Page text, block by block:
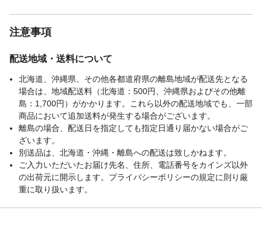
注意事項
配送地域・送料について
北海道、沖縄県、その他各都道府県の離島地域が配送先となる
場合は、地域配送料（北海道：500円、沖縄県およびその他離
島：1,700円）がかかります。これら以外の配送地域でも、一部
商品において追加送料が発生する場合がございます。
離島の場合、配送日を指定しても指定日通り届かない場合がご
ざいます。
別送品は、北海道・沖縄・離島への配送は致しかねます。
ご入力いただいたお届け先名、住所、電話番号をカインズ以外
の出荷元に開示します。プライバシーポリシーの規定に則り厳
重に取り扱います。